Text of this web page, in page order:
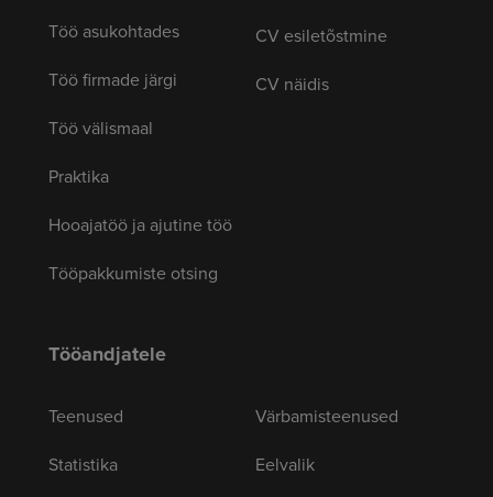
Töö asukohtades
Töö firmade järgi
Töö välismaal
Praktika
Hooajatöö ja ajutine töö
Tööpakkumiste otsing
CV esiletõstmine
CV näidis
Tööandjatele
Teenused
Statistika
Värbamisteenused
Eelvalik